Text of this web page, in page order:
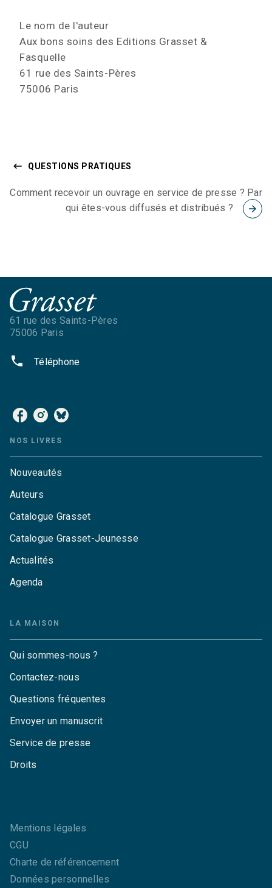
Le nom de l'auteur
Aux bons soins des Editions Grasset &
Fasquelle
61 rue des Saints-Pères
75006 Paris
keyboard_backspace QUESTIONS PRATIQUES
Comment recevoir un ouvrage en service de presse ? Par
qui êtes-vous diffusés et distribués ?
arrow_forward
61 rue des Saints-Pères
75006 Paris
phone Téléphone
NOS LIVRES
Nouveautés
Auteurs
Catalogue Grasset
Catalogue Grasset-Jeunesse
Actualités
Agenda
LA MAISON
Qui sommes-nous ?
Contactez-nous
Questions fréquentes
Envoyer un manuscrit
Service de presse
Droits
Mentions légales
CGU
Charte de référencement
Données personnelles